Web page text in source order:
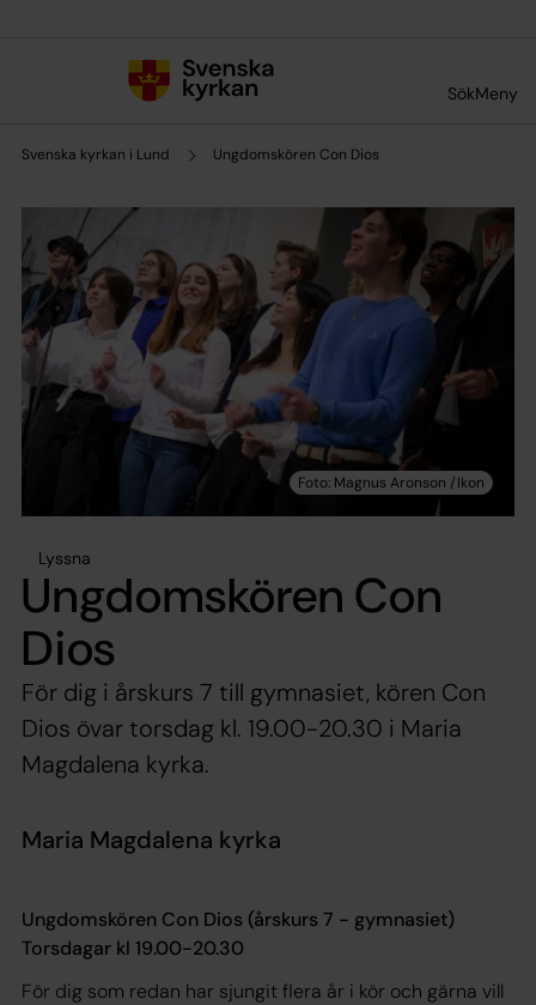
SökMeny
Svenska kyrkan i Lund Ungdomskören Con Dios
Lyssna
Ungdomskören Con
Dios
För dig i årskurs 7 till gymnasiet, kören Con
Dios övar torsdag kl. 19.00-20.30 i Maria
Magdalena kyrka.
Maria Magdalena kyrka
Ungdomskören Con Dios (årskurs 7 - gymnasiet)
Torsdagar kl 19.00-20.30
För dig som redan har sjungit flera år i kör och gärna vill